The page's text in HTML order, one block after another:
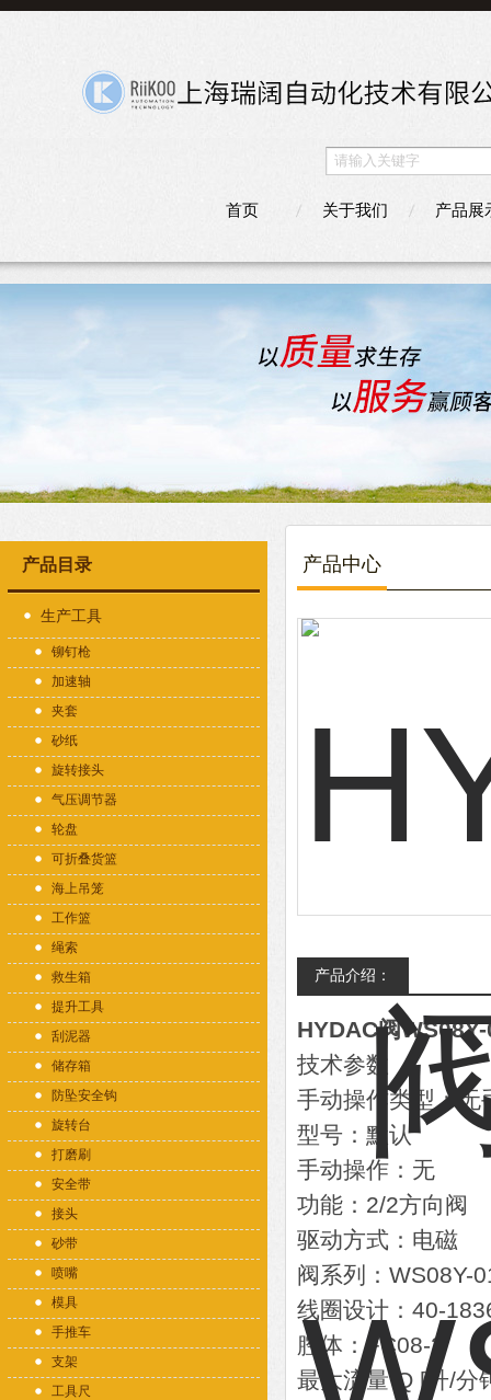
首页 关于我们 产品展
产品目录
生产工具
铆钉枪
加速轴
夹套
砂纸
旋转接头
气压调节器
轮盘
可折叠货篮
海上吊笼
工作篮
绳索
救生箱
提升工具
刮泥器
储存箱
防坠安全钩
旋转台
打磨刷
安全带
接头
砂带
喷嘴
模具
手推车
支架
工具尺
产品中心
产品介绍：
HYDAC阀
技术参数
手动操作类型：无
型号：默认
手动操作：无
功能：2/2方向阀
驱动方式：电磁
阀系列：WS08Y-
线圈设计：40-
腔体：FC08-2
最大流量 Q [升/分